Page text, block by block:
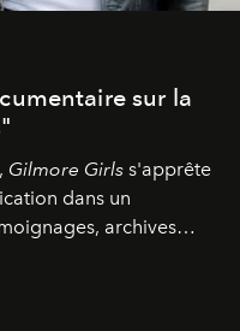
sur la
Gilmore Girls s'apprête
dans un
archives
d'un phénomène